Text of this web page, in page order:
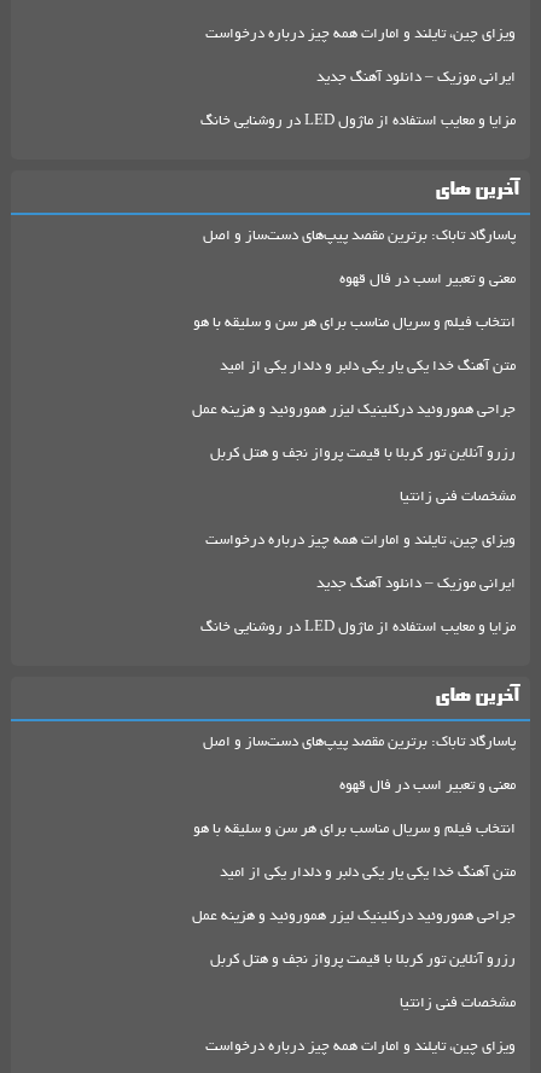
ویزای چین، تایلند و امارات همه چیز درباره درخواست
ایرانی موزیک – دانلود آهنگ جدید
مزایا و معایب استفاده از ماژول LED در روشنایی خانگ
آخرین های
پاسارگاد تاباک: برترین مقصد پیپ‌های دست‌ساز و اصل
معنی و تعبیر اسب در فال قهوه
انتخاب فیلم و سریال مناسب برای هر سن و سلیقه با هو
متن آهنگ خدا یکی یار یکی دلبر و دلدار یکی از امید
جراحی هموروئید درکلینیک لیزر هموروئید و هزینه عمل
رزرو آنلاین تور کربلا با قیمت پرواز نجف و هتل کربل
مشخصات فنی زانتیا
ویزای چین، تایلند و امارات همه چیز درباره درخواست
ایرانی موزیک – دانلود آهنگ جدید
مزایا و معایب استفاده از ماژول LED در روشنایی خانگ
آخرین های
پاسارگاد تاباک: برترین مقصد پیپ‌های دست‌ساز و اصل
معنی و تعبیر اسب در فال قهوه
انتخاب فیلم و سریال مناسب برای هر سن و سلیقه با هو
متن آهنگ خدا یکی یار یکی دلبر و دلدار یکی از امید
جراحی هموروئید درکلینیک لیزر هموروئید و هزینه عمل
رزرو آنلاین تور کربلا با قیمت پرواز نجف و هتل کربل
مشخصات فنی زانتیا
ویزای چین، تایلند و امارات همه چیز درباره درخواست